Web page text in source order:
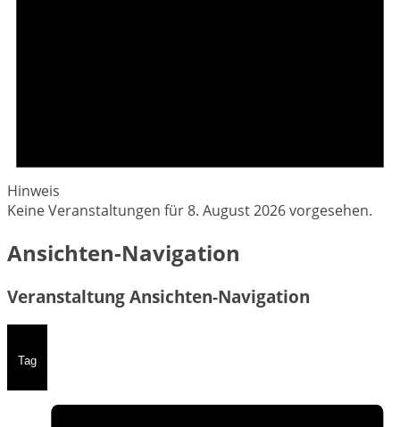
Hinweis
Keine Veranstaltungen für 8. August 2026 vorgesehen.
Ansichten-Navigation
Veranstaltung Ansichten-Navigation
Tag